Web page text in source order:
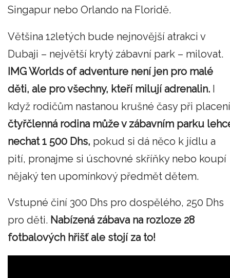
Singapur nebo Orlando na Floridě.
Většina 12letých bude nejnovější atrakci v
Dubaji – největší krytý zábavní park – milovat.
IMG Worlds of adventure není jen pro malé
děti, ale pro všechny, kteří milují adrenalin. I
když rodičům nastanou krušné časy při
čtyřčlenná rodina může v zábavním parku
nechat 1 500 Dhs, pokud si dá něco k jídlu a
pití, pronajme si úschovné skříňky nebo koupí
nějaký ten upomínkový předmět dětem.
Vstupné činí 300 Dhs pro dospělého, 250 Dhs
pro děti. Nabízená zábava na rozloze 28
fotbalových hřišť ale stojí za to!